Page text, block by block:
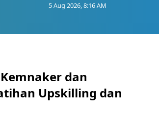
5 Aug 2026, 8:16 AM
dan
Upskilling dan